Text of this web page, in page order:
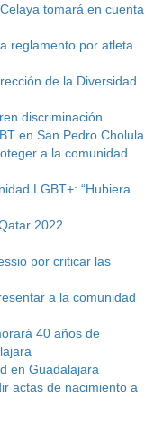
tomará en cuenta
reglamento por atleta
de la Diversidad
discriminación
en San Pedro Cholula
a la comunidad
LGBT+: “Hubiera
2022
por criticar las
a la comunidad
40 años de
en Guadalajara
actas de nacimiento a